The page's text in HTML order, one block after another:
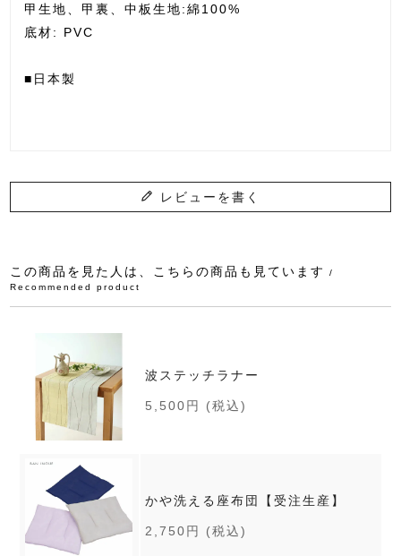
甲生地、甲裏、中板生地:綿100%
底材: PVC
■日本製
レビューを書く
この商品を見た人は、こちらの商品も見ています
/
Recommended product
波ステッチラナー
5,500円 (税込)
かや洗える座布団【受注生産】
2,750円 (税込)